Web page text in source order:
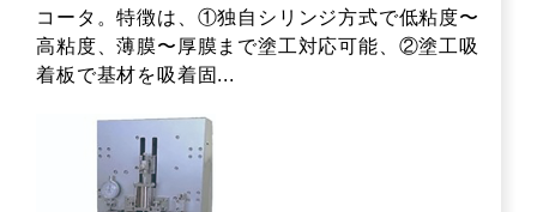
コータ。特徴は、①独自シリンジ方式で低粘度〜
高粘度、薄膜〜厚膜まで塗工対応可能、②塗工吸
着板で基材を吸着固...